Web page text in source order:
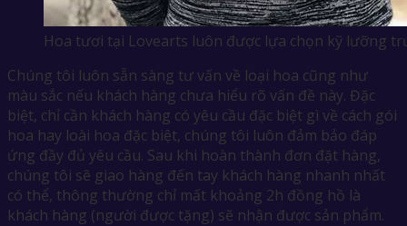
Hoa tươi tại Lovearts luôn được lựa chọn kỹ lưỡng
Chúng tôi luôn sẵn sàng tư vấn về loại hoa cũng như
màu sắc nếu khách hàng chưa hiểu rõ vấn đề này. Đặc
biệt, chỉ cần khách hàng có yêu cầu đặc biệt gì về cách gói
hoa hay loài hoa đặc biệt, chúng tôi luôn đảm bảo đáp
ứng đầy đủ yêu cầu. Sau khi hoàn thành đơn đặt hàng,
chúng tôi sẽ giao hàng đến tay khách hàng nhanh nhất
có thể, thông thường chỉ mất khoảng 2h đồng hồ là
khách hàng (người được tặng) sẽ nhận được sản phẩm.